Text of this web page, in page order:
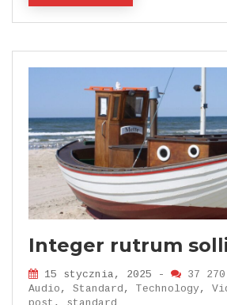
Integer rutrum
15 stycznia, 2025 - 37
Audio , Standard , Technology ,